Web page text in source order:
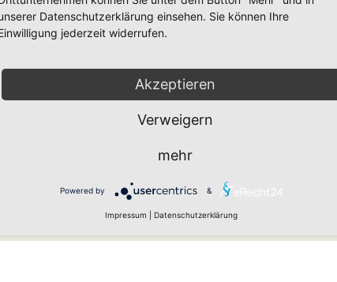
Spam-Bots zu verhindern.
Datenschutzerklärung einsehen. Sie können Ihre
jederzeit widerrufen.
Akzeptieren
Verweigern
mehr
Powered by &
Impressum Datenschutzerklärung